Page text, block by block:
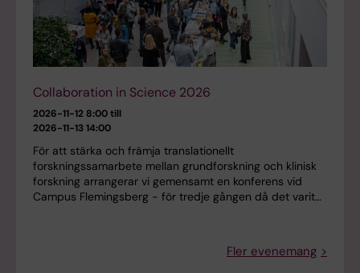
Collaboration in Science 2026
2026-11-12 8:00 till
2026-11-13 14:00
För att stärka och främja translationellt
forskningssamarbete mellan grundforskning och klinisk
forskning arrangerar vi gemensamt en konferens vid
Campus Flemingsberg - för tredje gången då det varit…
Fler evenemang